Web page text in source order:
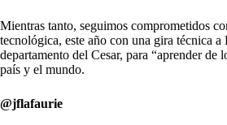
Mientras tanto, seguimos comprometidos
tecnológica, este año con una gira técnica
departamento del Cesar, para “aprender de
país y el mundo.
@jflafaurie